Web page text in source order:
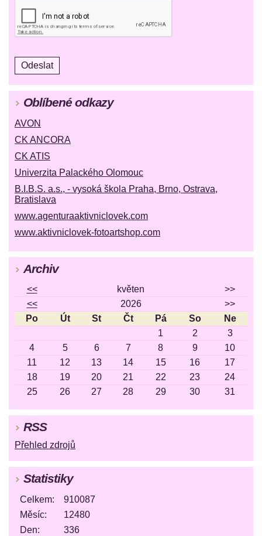
Oblíbené odkazy
AVON
CK ANCORA
CK ATIS
Univerzita Palackého Olomouc
B.I.B.S. a.s., - vysoká škola Praha, Brno, Ostrava,
Bratislava
www.agenturaaktivniclovek.com
www.aktivniclovek-fotoartshop.com
Archiv
<< květen
>>
<<
2026
>>
Po
Út St Čt Pá So
Ne
1
2
3
4
5 6 7 8 9
10
11
12 13 14 15 16
17
18
19 20 21 22 23
24
25
26 27 28 29 30 31
RSS
Přehled zdrojů
Statistiky
Celkem:
910087
Měsíc:
12480
Den:
336